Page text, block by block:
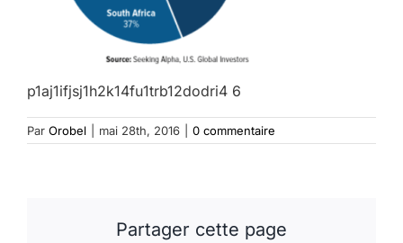
p1aj1ifjsj1h2k14fu1trb12dodri4 6
Par Orobel mai 28th, 2016 0 commentaire
Partager cette page